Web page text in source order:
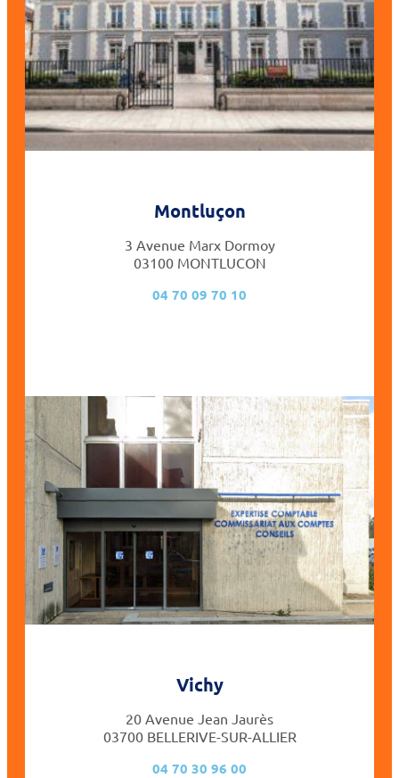
Montluçon
3 Avenue Marx Dormoy
03100 MONTLUCON
04 70 09 70 10
Vichy
20 Avenue Jean Jaurès
03700 BELLERIVE-SUR-ALLIER
04 70 30 96 00